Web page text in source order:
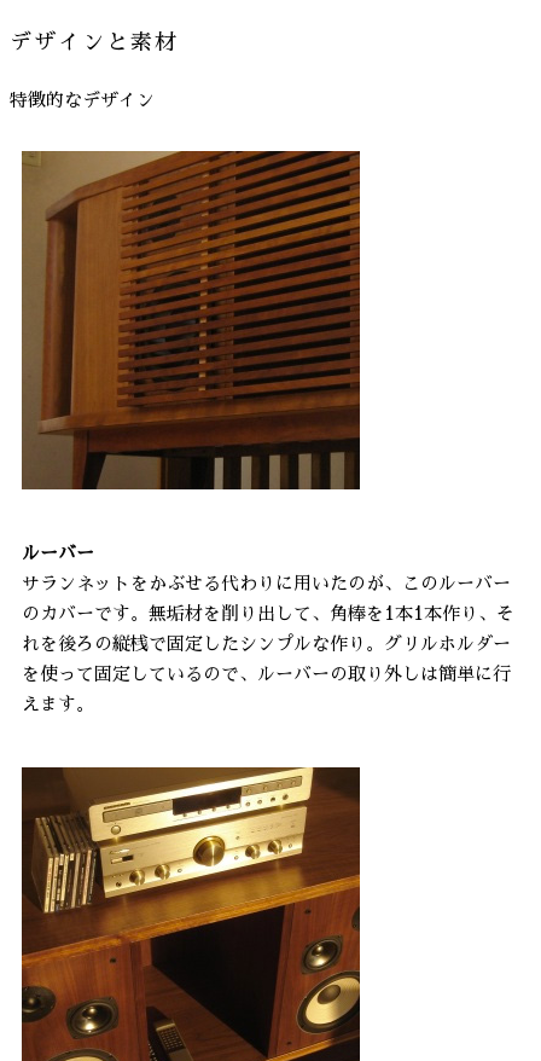
デザインと素材
特徴的なデザイン
ルーバー
サランネットをかぶせる代わりに用いたのが、このルーバー
のカバーです。無垢材を削り出して、角棒を1本1本作り、そ
れを後ろの縦桟で固定したシンプルな作り。グリルホルダー
を使って固定しているので、ルーバーの取り外しは簡単に行
えます。